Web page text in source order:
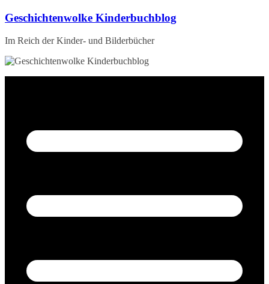
Zum
springen
Geschichtenwolke Kinderbuchblog
Im Reich der Kinder- und Bilderbücher